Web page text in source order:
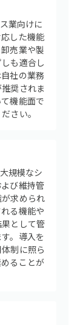
業向けに
した機能
売業や製
も適合し
社の業務
奨されま
機能面で
さい。
規模なシ
び維持管
求められ
る機能や
として管
。導入を
制に照ら
ることが